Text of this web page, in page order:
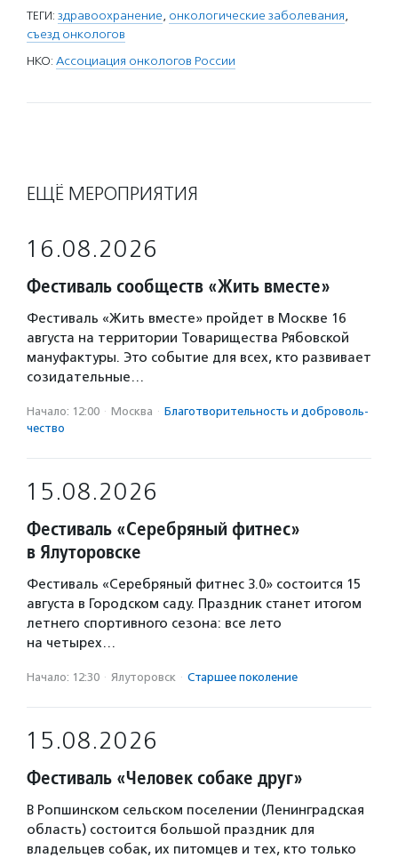
ТЕГИ: здравоохранение, онкологические заболевания,
съезд онкологов
НКО: Ассоциация онкологов России
ЕЩЁ МЕРОПРИЯТИЯ
16.08.2026
Фестиваль сообществ «Жить вместе»
Фестиваль «Жить вместе» пройдет в Москве 16
августа на территории Товарищества Рябовской
мануфактуры. Это событие для всех, кто развивает
созидательные…
Начало: 12:00 · Москва · Благотвори­тель­ность и доброволь­
чест­во
15.08.2026
Фестиваль «Серебряный фитнес»
в Ялуторовске
Фестиваль «Серебряный фитнес 3.0» состоится 15
августа в Городском саду. Праздник станет итогом
летнего спортивного сезона: все лето
на четырех…
Начало: 12:30 · Ялуторовск · Старшее поколение
15.08.2026
Фестиваль «Человек собаке друг»
В Ропшинском сельском поселении (Ленинградская
область) состоится большой праздник для
владельцев собак, их питомцев и тех, кто только